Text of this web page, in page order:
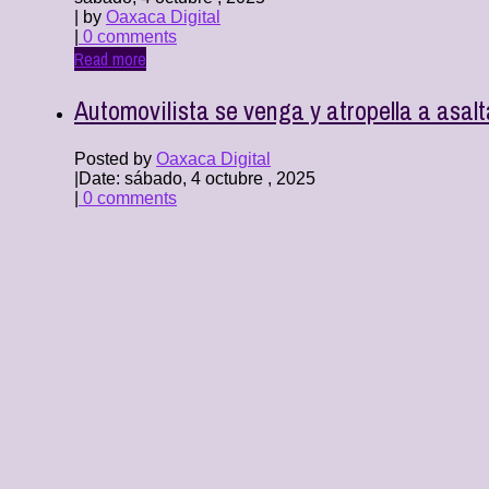
| by Oaxaca Digital
0 comments
Read more
Automovilista se venga y atropella a
Posted by Oaxaca Digital
Date: sábado, 4 octubre , 2025
0 comments